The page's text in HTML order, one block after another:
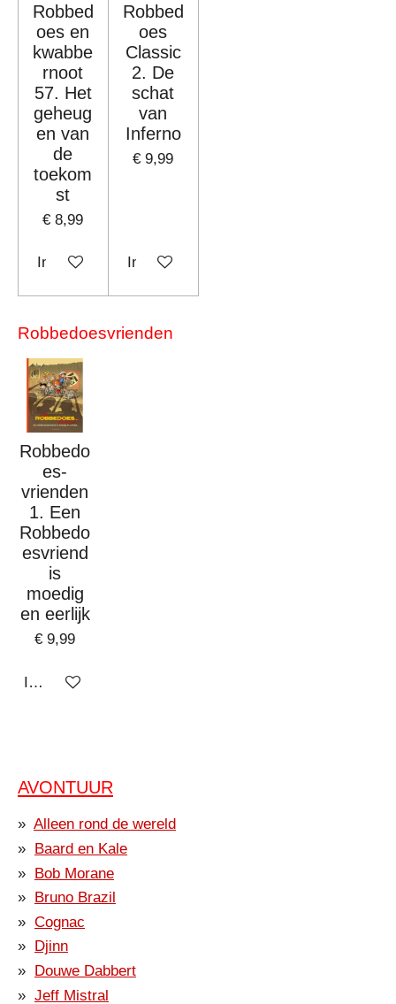
Robbed
oes en
kwabbe
rnoot
57. Het
geheug
en van
de
toekom
st
€ 8,99
In winkelwagen
Robbed
oes
Classic
2. De
schat
van
Inferno
€ 9,99
In winkelwagen
Robbedoesvrienden
Robbedo
es-
vrienden
1. Een
Robbedo
esvriend
is
moedig
en eerlijk
€ 9,99
In winkelwagen
AVONTUUR
Alleen rond de wereld
Baard en Kale
Bob Morane
Bruno Brazil
Cognac
Djinn
Douwe Dabbert
Jeff Mistral